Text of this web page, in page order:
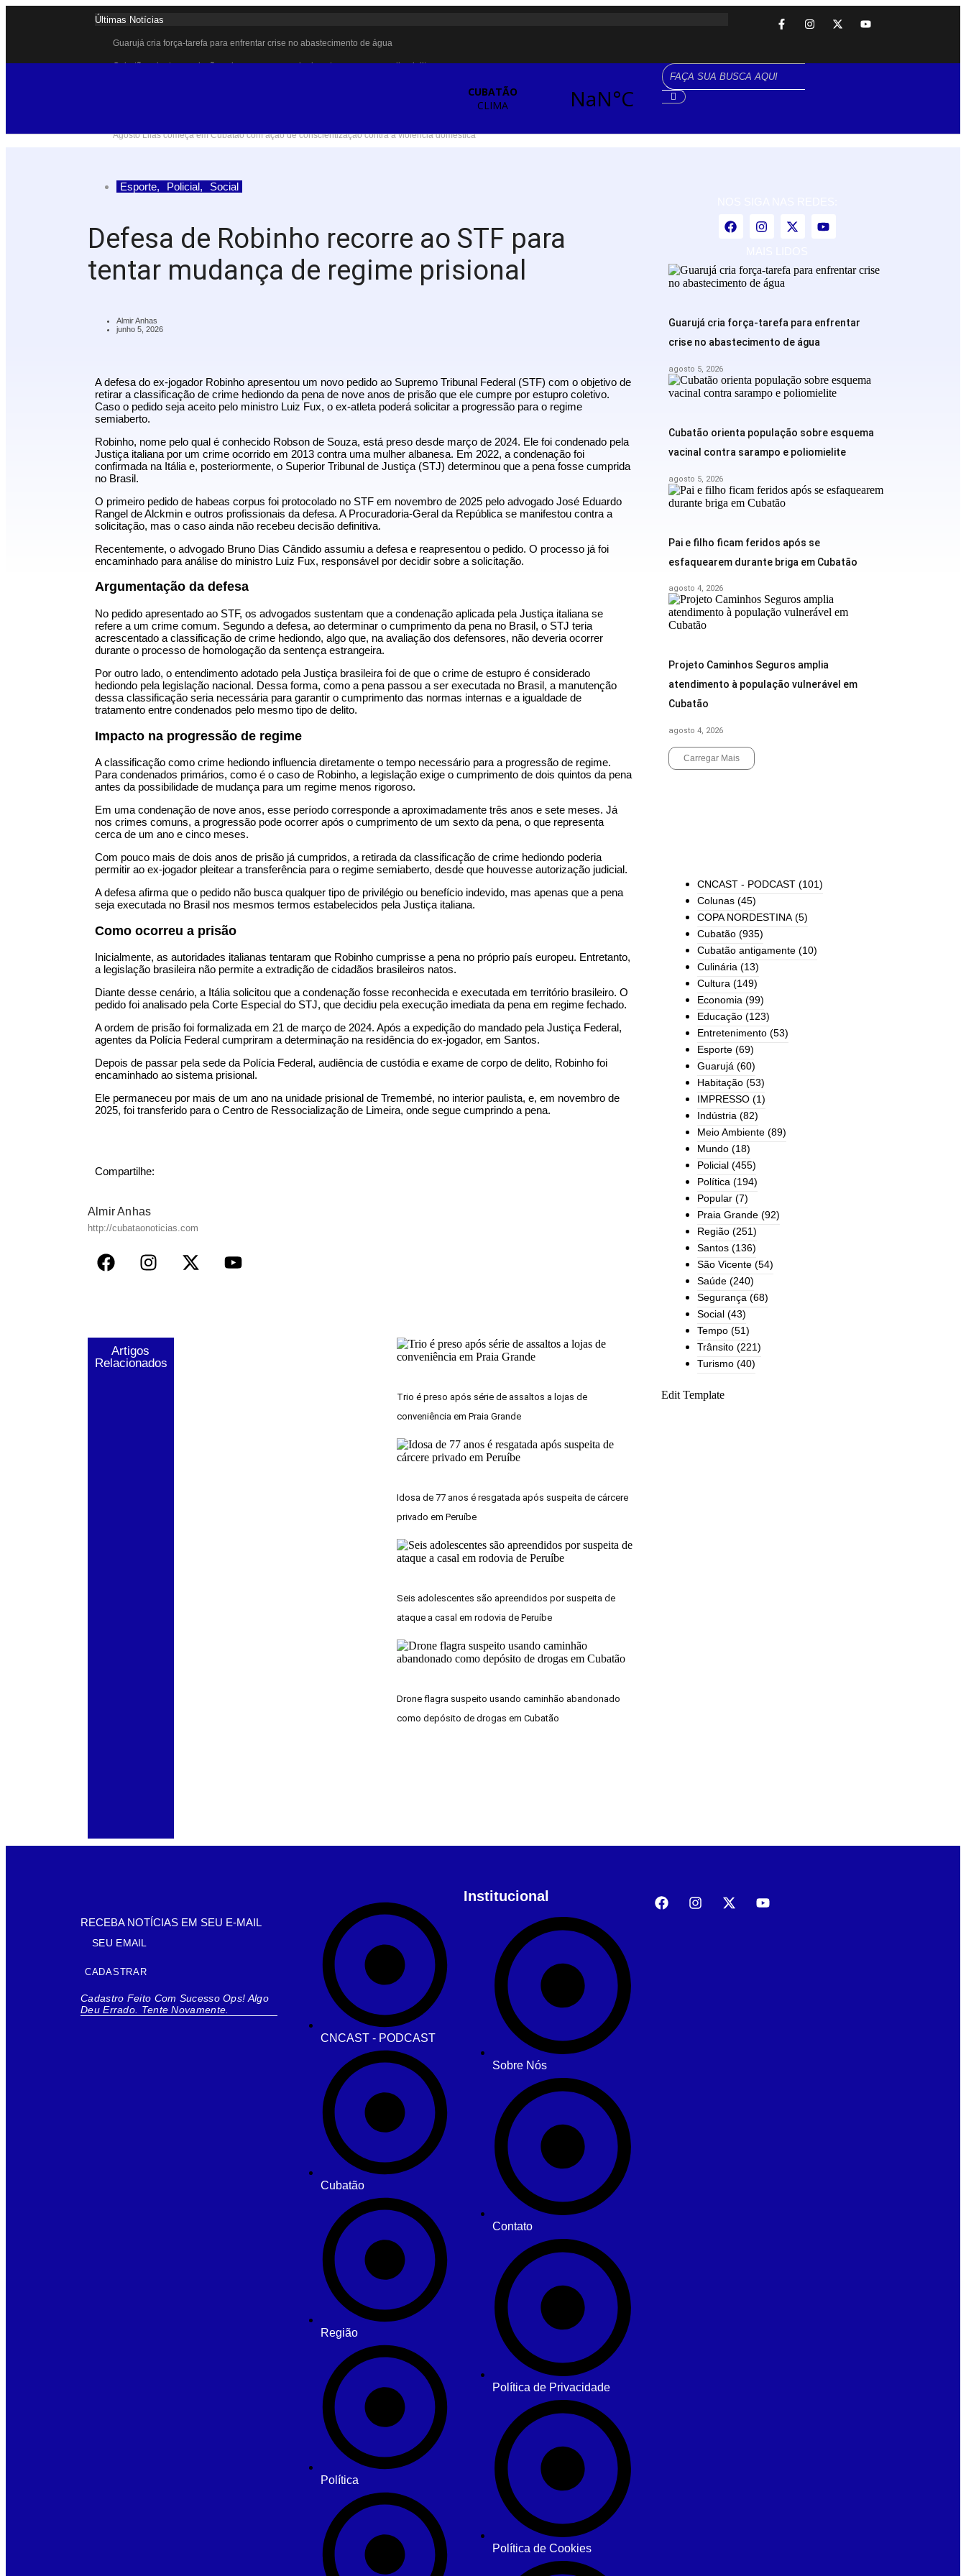
Últimas Notícias
Guarujá cria força-tarefa para enfrentar crise no abastecimento de água
Cubatão orienta população sobre esquema vacinal contra sarampo e poliomielite
Agosto Lilás começa em Cubatão com ação de conscientização contra a violência doméstica
Formatura marca conquista de 50 alunos da EJA em Cubatão
Idosa morre após sofrer mal súbito ao entrar no mar em Santos
Cubatão sediará debate internacional sobre mudanças climáticas
Esporte, Policial, Social
Defesa de Robinho recorre ao STF para
tentar mudança de regime prisional
Almir Anhas
junho 5, 2026
A defesa do ex-jogador Robinho apresentou um novo pedido ao Supremo Tribunal Federal (STF) com o objetivo de
retirar a classificação de crime hediondo da pena de nove anos de prisão que ele cumpre por estupro coletivo.
Caso o pedido seja aceito pelo ministro Luiz Fux, o ex-atleta poderá solicitar a progressão para o regime
semiaberto.
Robinho, nome pelo qual é conhecido Robson de Souza, está preso desde março de 2024. Ele foi condenado pela
Justiça italiana por um crime ocorrido em 2013 contra uma mulher albanesa. Em 2022, a condenação foi
confirmada na Itália e, posteriormente, o Superior Tribunal de Justiça (STJ) determinou que a pena fosse cumprida
no Brasil.
O primeiro pedido de habeas corpus foi protocolado no STF em novembro de 2025 pelo advogado José Eduardo
Rangel de Alckmin e outros profissionais da defesa. A Procuradoria-Geral da República se manifestou contra a
solicitação, mas o caso ainda não recebeu decisão definitiva.
Recentemente, o advogado Bruno Dias Cândido assumiu a defesa e reapresentou o pedido. O processo já foi
encaminhado para análise do ministro Luiz Fux, responsável por decidir sobre a solicitação.
Argumentação da defesa
No pedido apresentado ao STF, os advogados sustentam que a condenação aplicada pela Justiça italiana se
refere a um crime comum. Segundo a defesa, ao determinar o cumprimento da pena no Brasil, o STJ teria
acrescentado a classificação de crime hediondo, algo que, na avaliação dos defensores, não deveria ocorrer
durante o processo de homologação da sentença estrangeira.
Por outro lado, o entendimento adotado pela Justiça brasileira foi de que o crime de estupro é considerado
hediondo pela legislação nacional. Dessa forma, como a pena passou a ser executada no Brasil, a manutenção
dessa classificação seria necessária para garantir o cumprimento das normas internas e a igualdade de
tratamento entre condenados pelo mesmo tipo de delito.
Impacto na progressão de regime
A classificação como crime hediondo influencia diretamente o tempo necessário para a progressão de regime.
Para condenados primários, como é o caso de Robinho, a legislação exige o cumprimento de dois quintos da pena
antes da possibilidade de mudança para um regime menos rigoroso.
Em uma condenação de nove anos, esse período corresponde a aproximadamente três anos e sete meses. Já
nos crimes comuns, a progressão pode ocorrer após o cumprimento de um sexto da pena, o que representa
cerca de um ano e cinco meses.
Com pouco mais de dois anos de prisão já cumpridos, a retirada da classificação de crime hediondo poderia
permitir ao ex-jogador pleitear a transferência para o regime semiaberto, desde que houvesse autorização judicial.
A defesa afirma que o pedido não busca qualquer tipo de privilégio ou benefício indevido, mas apenas que a pena
seja executada no Brasil nos mesmos termos estabelecidos pela Justiça italiana.
Como ocorreu a prisão
Inicialmente, as autoridades italianas tentaram que Robinho cumprisse a pena no próprio país europeu. Entretanto,
a legislação brasileira não permite a extradição de cidadãos brasileiros natos.
Diante desse cenário, a Itália solicitou que a condenação fosse reconhecida e executada em território brasileiro. O
pedido foi analisado pela Corte Especial do STJ, que decidiu pela execução imediata da pena em regime fechado.
A ordem de prisão foi formalizada em 21 de março de 2024. Após a expedição do mandado pela Justiça Federal,
agentes da Polícia Federal cumpriram a determinação na residência do ex-jogador, em Santos.
Depois de passar pela sede da Polícia Federal, audiência de custódia e exame de corpo de delito, Robinho foi
encaminhado ao sistema prisional.
Ele permaneceu por mais de um ano na unidade prisional de Tremembé, no interior paulista, e, em novembro de
2025, foi transferido para o Centro de Ressocialização de Limeira, onde segue cumprindo a pena.
Compartilhe:
Almir Anhas
http://cubataonoticias.com
Artigos
Relacionados
Trio é preso após série de assaltos a lojas de
conveniência em Praia Grande
Idosa de 77 anos é resgatada após suspeita de cárcere
privado em Peruíbe
Seis adolescentes são apreendidos por suspeita de
ataque a casal em rodovia de Peruíbe
Drone flagra suspeito usando caminhão abandonado
como depósito de drogas em Cubatão
Guarujá cria força-tarefa para enfrentar
crise no abastecimento de água
agosto 5, 2026
Cubatão orienta população sobre esquema
vacinal contra sarampo e poliomielite
agosto 5, 2026
Pai e filho ficam feridos após se
esfaquearem durante briga em Cubatão
agosto 4, 2026
Projeto Caminhos Seguros amplia
atendimento à população vulnerável em
Cubatão
agosto 4, 2026
Carregar Mais
CNCAST - PODCAST (101)
Colunas (45)
COPA NORDESTINA(5)
Cubatão (935)
Cubatão antigamente (10)
Culinária (13)
Cultura (149)
Economia (99)
Educação (123)
Entretenimento (53)
Esporte (69)
Guarujá (60)
Habitação (53)
IMPRESSO (1)
Indústria (82)
Meio Ambiente (89)
Mundo (18)
Policial (455)
Política (194)
Popular (7)
Praia Grande (92)
Região (251)
Santos (136)
São Vicente (54)
Saúde (240)
Segurança (68)
Social (43)
Tempo (51)
Trânsito (221)
Turismo (40)
Edit Template
RECEBA NOTÍCIAS EM SEU E-MAIL
CADASTRAR
Cadastro Feito Com Sucesso Ops! Algo
Deu Errado. Tente Novamente.
CNCAST - PODCAST
Cubatão
Região
Política
Institucional
Sobre Nós
Contato
Política de Privacidade
Política de Cookies